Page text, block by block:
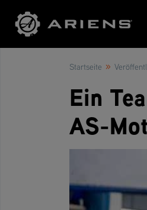
Startseite »
Ein
AS-